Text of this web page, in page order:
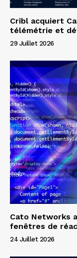
Cribl acquiert
télémétrie et
29 Juillet 2026
Cato Networks
fenêtres de
24 Juillet 2026